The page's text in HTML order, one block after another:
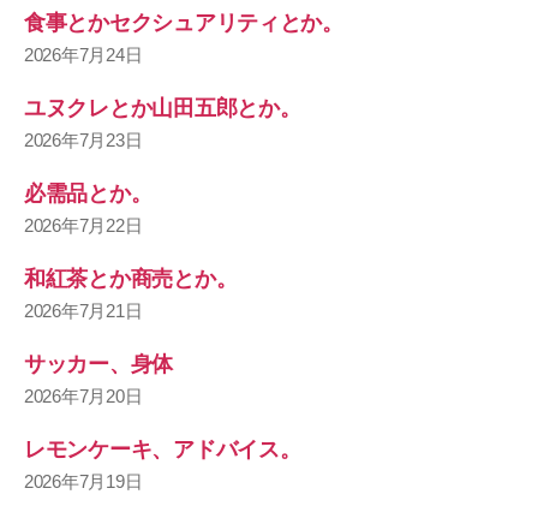
食事とかセクシュアリティとか。
2026年7月24日
ユヌクレとか山田五郎とか。
2026年7月23日
必需品とか。
2026年7月22日
和紅茶とか商売とか。
2026年7月21日
サッカー、身体
2026年7月20日
レモンケーキ、アドバイス。
2026年7月19日